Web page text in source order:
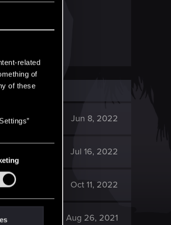
related
of
of these
stąd
Jun 8, 2022
Jul 16, 2022
Oct 11, 2022
Aug 26, 2021